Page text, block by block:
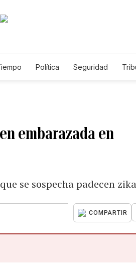
Política Seguridad
embarazada en
se sospecha padecen zika
COMPARTIR